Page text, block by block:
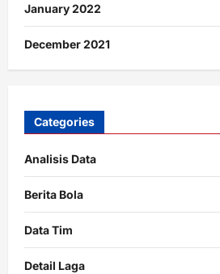
January 2022
December 2021
Categories
Analisis Data
Berita Bola
Data Tim
Detail Laga